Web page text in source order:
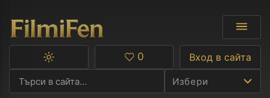
Избери
Превключване
тъмна
Любими
0 Вход в сайта